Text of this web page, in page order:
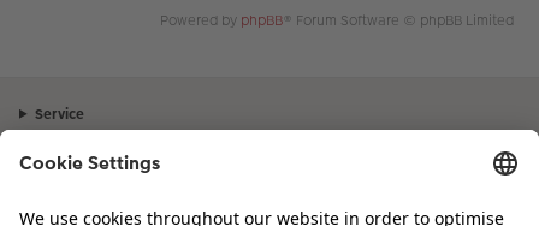
Powered by phpBB® Forum Software © phpBB Limited
Service